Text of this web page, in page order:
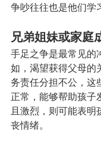
争吵往往也是他们学
兄弟姐妹或家庭
手足之争是最常见的
如，渴望获得父母的
务责任分担不公，这
正常，能够帮助孩子
且激烈，则可能表明
丧情绪。